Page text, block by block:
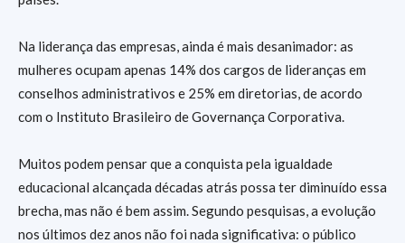
Na liderança das empresas, ainda é mais desanimador: as
mulheres ocupam apenas 14% dos cargos de lideranças em
conselhos administrativos e 25% em diretorias, de acordo
com o Instituto Brasileiro de Governança Corporativa.
Muitos podem pensar que a conquista pela igualdade
educacional alcançada décadas atrás possa ter diminuído essa
brecha, mas não é bem assim. Segundo pesquisas, a evolução
nos últimos dez anos não foi nada significativa: o público